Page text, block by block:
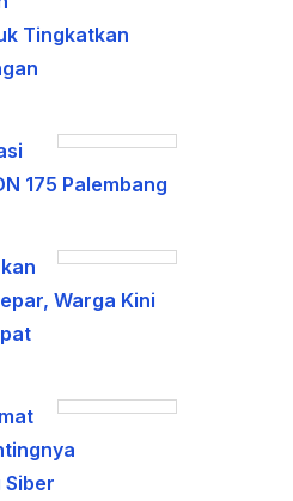
Tingkatkan
175 Palembang
Warga Kini
Siber